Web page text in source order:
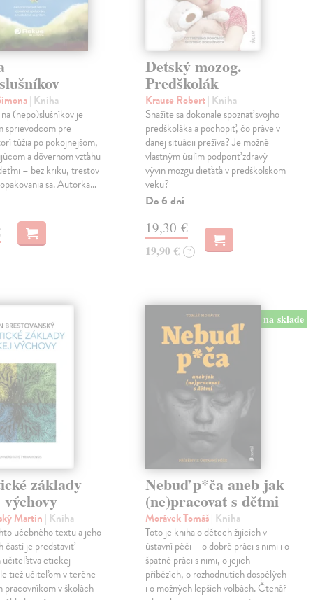
| Kniha
(nepo)slušníkov je
sprievodcom pre
túžia po pokojnejšom,
a dôvernom vzťahu
– bez kriku, trestov
sa. Autorka…
Detský mozog.
Predškolák
Krause Robert| Kniha
Snažíte sa dokonale spoznať svojho
predškoláka a pochopiť, čo práve v
danej situácii prežíva? Je možné
vlastným úsilím podporiť zdravý
vývin mozgu dieťaťa v predškolskom
veku?
Do 6 dní
19,30 €
19,90 € ?
základy
Martin | Kniha
učebného textu a jeho
častí je predstaviť
etickej
tiež učiteľom v teréne
pracovníkom v školách
na sklade
Nebuď p*ča aneb jak
(ne)pracovat s dětmi
Morávek Tomáš| Kniha
Toto je kniha o dětech žijících v
ústavní péči – o dobré práci s nimi i o
špatné práci s nimi, o jejich
příbězích, o rozhodnutích dospělých
i o možných lepších volbách. Čtenář